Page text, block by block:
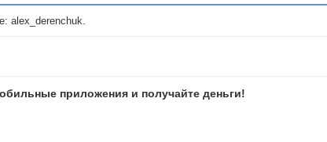
приложения и получайте деньги!